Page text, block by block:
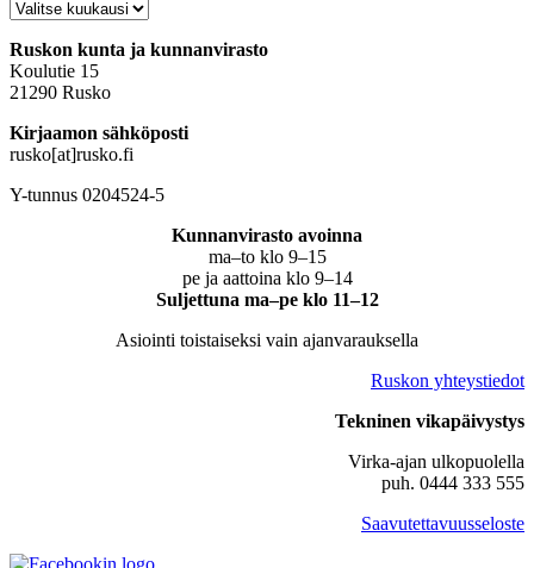
Arkisto
Ruskon kunta ja kunnanvirasto
Koulutie 15
21290 Rusko
Kirjaamon sähköposti
rusko[at]rusko.fi
Y-tunnus 0204524-5
Kunnanvirasto avoinna
ma–to klo 9–15
pe ja aattoina klo 9–14
Suljettuna ma–pe klo 11–12
Asiointi toistaiseksi vain ajanvarauksella
Ruskon yhteystiedot
Tekninen vikapäivystys
Virka-ajan ulkopuolella
puh. 0444 333 555
Saavutettavuusseloste